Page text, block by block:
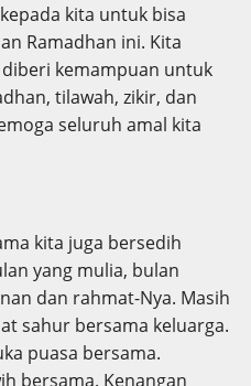
kita untuk bisa
Ramadhan ini. Kita
kemampuan untuk
tilawah, zikir, dan
seluruh amal kita
kita juga bersedih
yang mulia, bulan
dan rahmat-Nya. Masih
sahur bersama keluarga.
puasa bersama.
bersama. Kenangan